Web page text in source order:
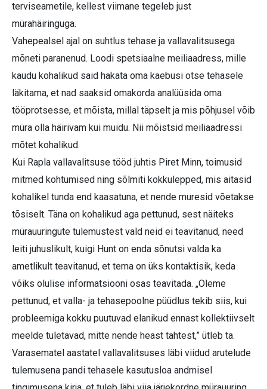
terviseametile, kellest viimane tegeleb just
mürahäiringuga.
Vahepealsel ajal on suhtlus tehase ja vallavalitsusega
mõneti paranenud. Loodi spetsiaalne meiliaadress, mille
kaudu kohalikud said hakata oma kaebusi otse tehasele
läkitama, et nad saaksid omakorda analüüsida oma
tööprotsesse, et mõista, millal täpselt ja mis põhjusel võib
müra olla häirivam kui muidu. Nii mõistsid meiliaadressi
mõtet kohalikud.
Kui Rapla vallavalitsuse tööd juhtis Piret Minn, toimusid
mitmed kohtumised ning sõlmiti kokkulepped, mis aitasid
kohalikel tunda end kaasatuna, et nende muresid võetakse
tõsiselt. Täna on kohalikud aga pettunud, sest näiteks
mürauuringute tulemustest vald neid ei teavitanud, need
leiti juhuslikult, kuigi Hunt on enda sõnutsi valda ka
ametlikult teavitanud, et tema on üks kontaktisik, keda
võiks olulise informatsiooni osas teavitada. „Oleme
pettunud, et valla- ja tehasepoolne püüdlus tekib siis, kui
probleemiga kokku puutuvad elanikud ennast kollektiivselt
meelde tuletavad, mitte nende heast tahtest,” ütleb ta.
Varasematel aastatel vallavalitsuses läbi viidud arutelude
tulemusena pandi tehasele kasutusloa andmisel